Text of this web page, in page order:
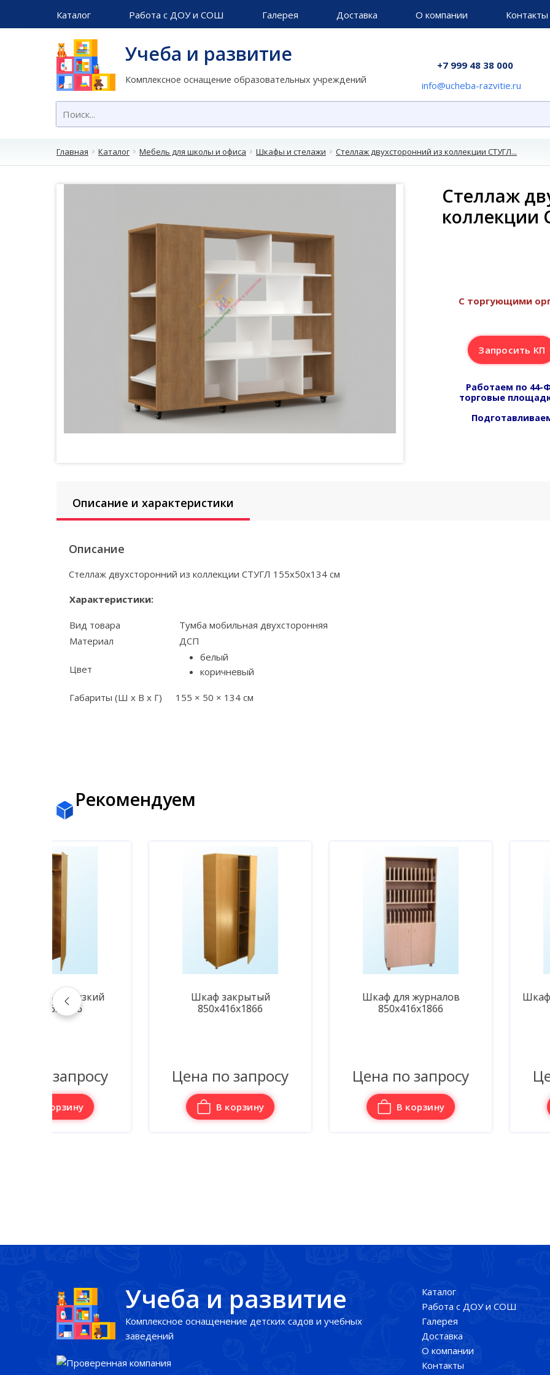
Каталог Работа с ДОУ и СОШ Галерея Доставка О компании Контакты
Учеба и развитие
Комплексное оснащение образовательных учреждений
+7 999 48 38 000
info@ucheba-razvitie.ru
Главная Каталог Мебель для школы и офиса Шкафы и стелажи Стеллаж двухсторонний из коллекции СТУГЛ...
Стеллаж
коллекции
С торгующими
Запросить КП
Работаем по 44-
торговые
Описание и характеристики
Описание
Стеллаж двухсторонний из коллекции СТУГЛ 155х50х134 см
Характеристики:
Вид товара
Тумба мобильная двухсторонняя
Материал
ДСП
Цвет
белый
коричневый
Габариты (Ш х В х Г) 155 × 50 × 134 см
Рекомендуем
Шкаф закрытый
Цена по запросу
Шкаф для журналов
Цена по запросу
Шкаф с нишей
Цена по
Учеба и развитие
Комплексное оснащенение детских садов и учебных
заведений
Каталог
Работа с ДОУ и СОШ
Галерея
Доставка
О компании
Контакты